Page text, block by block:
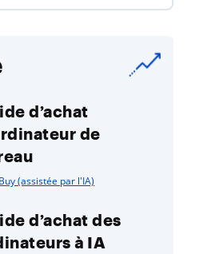
d’achat
de
(assistée par l'IA)
d’achat des
à IA